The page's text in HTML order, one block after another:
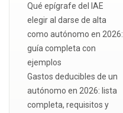
Qué epígrafe del IAE
elegir al darse de alta
como autónomo en 2026:
guía completa con
ejemplos
Gastos deducibles de un
autónomo en 2026: lista
completa, requisitos y